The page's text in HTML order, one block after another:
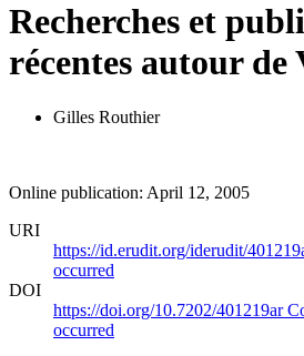
Recherches et
récentes autour
Gilles Routhier
Online publication: April 12, 2005
URI
https://id.erudit.org/iderudit/
occurred
DOI
https://doi.org/10.7202/401219ar
occurred